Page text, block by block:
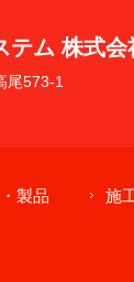
テム 株式会
尾573-1
製品 施